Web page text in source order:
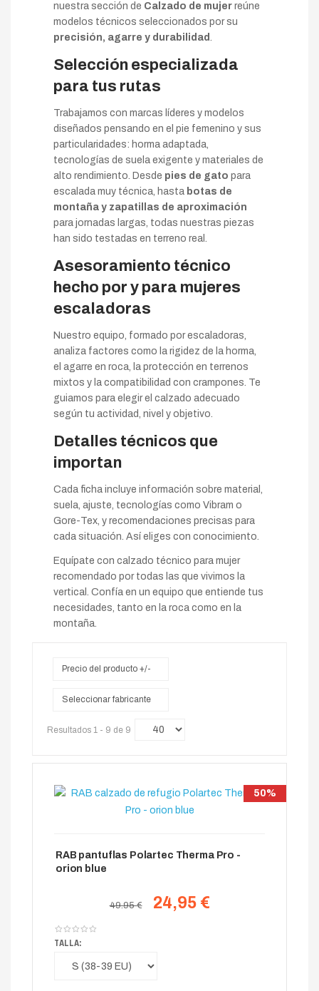
nuestra sección de Calzado de mujer reúne
modelos técnicos seleccionados por su
precisión, agarre y durabilidad.
Selección especializada
para tus rutas
Trabajamos con marcas líderes y modelos
diseñados pensando en el pie femenino y sus
particularidades: horma adaptada,
tecnologías de suela exigente y materiales de
alto rendimiento. Desde pies de gato para
escalada muy técnica, hasta botas de
montaña y zapatillas de aproximación
para jornadas largas, todas nuestras piezas
han sido testadas en terreno real.
Asesoramiento técnico
hecho por y para mujeres
escaladoras
Nuestro equipo, formado por escaladoras,
analiza factores como la rigidez de la horma,
el agarre en roca, la protección en terrenos
mixtos y la compatibilidad con crampones. Te
guiamos para elegir el calzado adecuado
según tu actividad, nivel y objetivo.
Detalles técnicos que
importan
Cada ficha incluye información sobre material,
suela, ajuste, tecnologías como Vibram o
Gore-Tex, y recomendaciones precisas para
cada situación. Así eliges con conocimiento.
Equípate con calzado técnico para mujer
recomendado por todas las que vivimos la
vertical. Confía en un equipo que entiende tus
necesidades, tanto en la roca como en la
montaña.
Precio del producto +/-
Seleccionar fabricante
Resultados 1 - 9 de 9
50%
RAB pantuflas Polartec Therma Pro -
orion blue
49.95 € 24,95 €
TALLA: